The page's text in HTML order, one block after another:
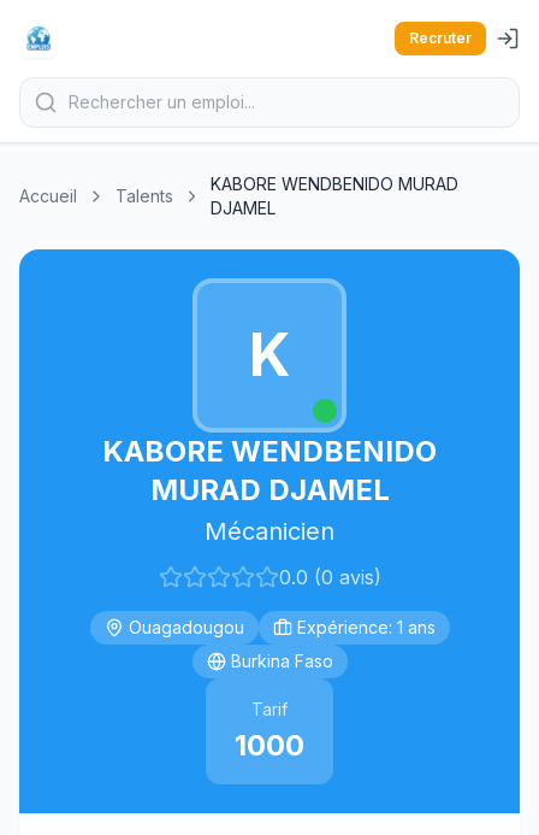
Recruter
Accueil Talents
KABORE WENDBENIDO MURAD
DJAMEL
K
KABORE WENDBENIDO
MURAD DJAMEL
Mécanicien
0.0 (0 avis)
Ouagadougou
Expérience: 1 ans
Burkina Faso
Tarif
1000